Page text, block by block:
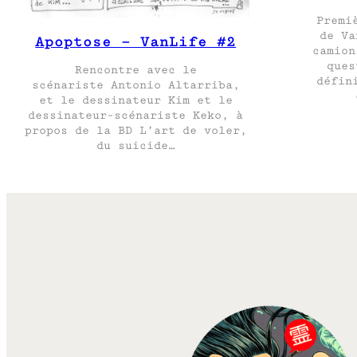
Apoptose – VanLife #2
Rencontre avec le
scénariste Antonio Altarriba,
et le dessinateur Kim et le
dessinateur-scénariste Keko, à
propos de la BD L’art de voler,
du suicide…
de